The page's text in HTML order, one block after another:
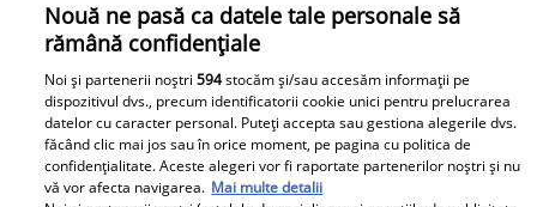
Daniela Nane, dezvăluiri după
despărțirea de Octavian Ene. Cum se
simte actrița: „Nu simt nicio lipsă”
Nouă ne pasă ca datele tale personale să
rămână confidențiale
Noi și partenerii noștri594stocăm și/sau accesăm informații pe
dispozitivul dvs., precum identificatorii cookie unici pentru prelucrarea
datelor cu caracter personal. Puteți accepta sau gestiona alegerile dvs.
făcând clic mai jos sau în orice moment, pe pagina cu politica de
confidențialitate. Aceste alegeri vor fi raportate partenerilor noștri și nu
vă vor afecta navigarea. Mai multe detalii